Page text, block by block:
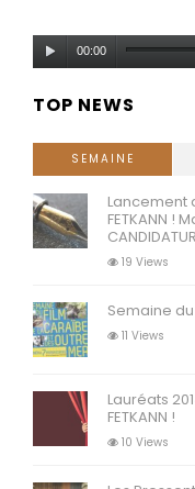
Lecteur00:00
TOP NEWS
SEMAINE
Lancement
FETKANN !
19 Views
Semaine
11 Views
Lauréats
FETKANN !
10 Views